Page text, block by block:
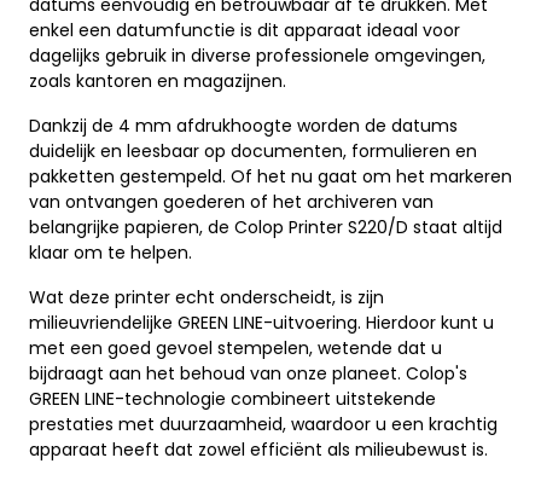
datums eenvoudig en betrouwbaar af te drukken. Met
enkel een datumfunctie is dit apparaat ideaal voor
dagelijks gebruik in diverse professionele omgevingen,
zoals kantoren en magazijnen.
Dankzij de 4 mm afdrukhoogte worden de datums
duidelijk en leesbaar op documenten, formulieren en
pakketten gestempeld. Of het nu gaat om het markeren
van ontvangen goederen of het archiveren van
belangrijke papieren, de Colop Printer S220/D staat altijd
klaar om te helpen.
Wat deze printer echt onderscheidt, is zijn
milieuvriendelijke GREEN LINE-uitvoering. Hierdoor kunt u
met een goed gevoel stempelen, wetende dat u
bijdraagt aan het behoud van onze planeet. Colop's
GREEN LINE-technologie combineert uitstekende
prestaties met duurzaamheid, waardoor u een krachtig
apparaat heeft dat zowel efficiënt als milieubewust is.